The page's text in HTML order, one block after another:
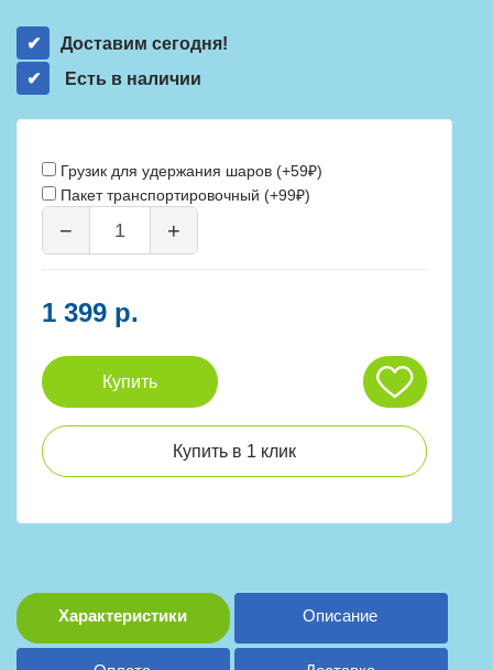
Доставим сегодня!
Есть в наличии
Грузик для удержания шаров (+59₽)
Пакет транспортировочный (+99₽)
− +
1 399 р.
Купить
Купить в 1 клик
Характеристики Описание